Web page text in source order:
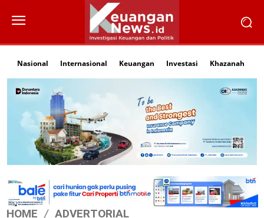
Nasional Internasional Keuangan Investasi Khazanah
HOME ADVERTORIAL